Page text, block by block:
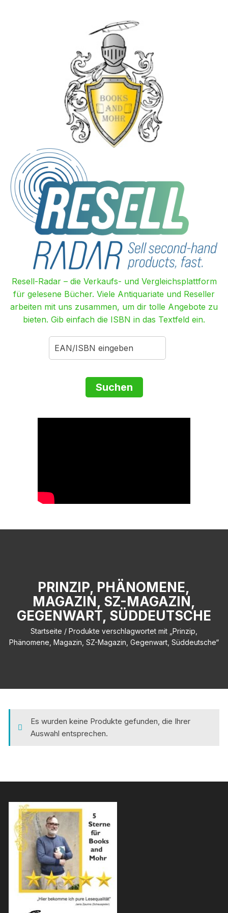
Resell-Radar – die Verkaufs- und Vergleichsplattform
für gelesene Bücher. Viele Antiquariate und Reseller
arbeiten mit uns zusammen, um dir tolle Angebote zu
bieten. Gib einfach die ISBN in das Textfeld ein.
PRINZIP, PHÄNOMENE,
MAGAZIN, SZ-MAGAZIN,
GEGENWART, SÜDDEUTSCHE
Startseite / Produkte verschlagwortet mit „Prinzip,
Phänomene, Magazin, SZ-Magazin, Gegenwart, Süddeutsche“
Es wurden keine Produkte gefunden, die Ihrer
Auswahl entsprechen.